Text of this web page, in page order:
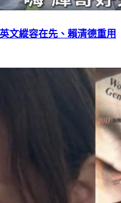
文縱容在先、賴清德重用